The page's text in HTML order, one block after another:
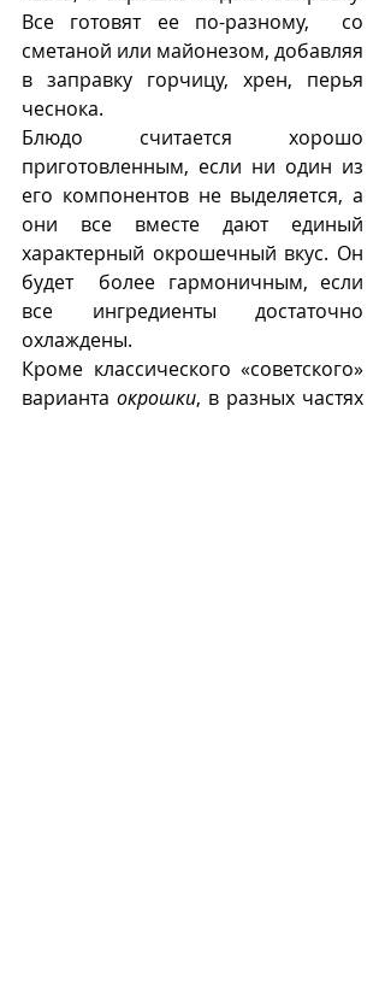
Все готовят ее по-разному,  со
сметаной или майонезом, добавляя
в заправку горчицу, хрен, перья
чеснока.
Блюдо считается хорошо
приготовленным, если ни один из
его компонентов не выделяется, а
они все вместе дают единый
характерный окрошечный вкус. Он
будет  более гармоничным, если
все ингредиенты достаточно
охлаждены.
Кроме классического «советского»
варианта окрошки, в разных частях